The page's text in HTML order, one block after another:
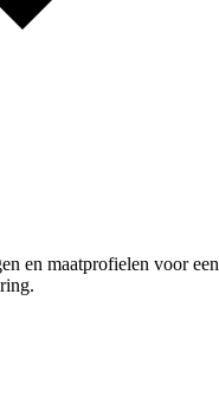
en maatprofielen voor een